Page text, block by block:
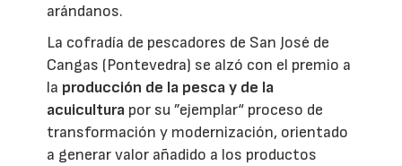
arándanos.
La cofradía de pescadores de San José de
Cangas (Pontevedra) se alzó con el premio a
la producción de la pesca y de la
acuicultura por su ”ejemplar“ proceso de
transformación y modernización, orientado
a generar valor añadido a los productos